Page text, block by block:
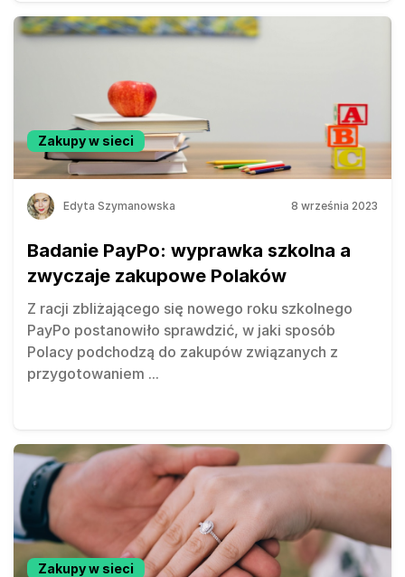
Zakupy w sieci
Edyta Szymanowska 8 września 2023
Badanie PayPo: wyprawka szkolna a
zwyczaje zakupowe Polaków
Z racji zbliżającego się nowego roku szkolnego
PayPo postanowiło sprawdzić, w jaki sposób
Polacy podchodzą do zakupów związanych z
przygotowaniem ...
Zakupy w sieci